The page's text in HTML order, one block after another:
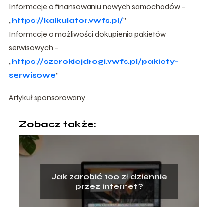
Informacje o finansowaniu nowych samochodów –
„https://kalkulator.vwfs.pl/”
Informacje o możliwości dokupienia pakietów
serwisowych –
„https://szerokiejdrogi.vwfs.pl/pakiety-
serwisowe”
Artykuł sponsorowany
Zobacz także:
Jak zarobić 100 zł dziennie
przez internet?